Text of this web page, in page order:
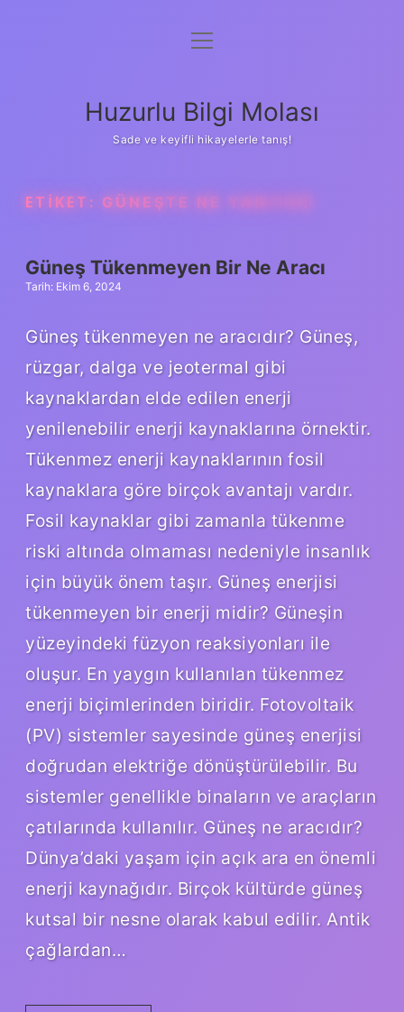
Anasayfa
Yasal Uyarı
menüyü
Huzurlu Bilgi Molası
Sade ve keyifli hikayelerle tanış!
ETIKET: GÜNEŞTE NE YANIYOR
Güneş Tükenmeyen Bir Ne Aracı
Tarih: Ekim 6, 2024
Güneş tükenmeyen ne aracıdır? Güneş,
rüzgar, dalga ve jeotermal gibi
kaynaklardan elde edilen enerji
yenilenebilir enerji kaynaklarına örnektir.
Tükenmez enerji kaynaklarının fosil
kaynaklara göre birçok avantajı vardır.
Fosil kaynaklar gibi zamanla tükenme
riski altında olmaması nedeniyle insanlık
için büyük önem taşır. Güneş enerjisi
tükenmeyen bir enerji midir? Güneşin
yüzeyindeki füzyon reaksiyonları ile
oluşur. En yaygın kullanılan tükenmez
enerji biçimlerinden biridir. Fotovoltaik
(PV) sistemler sayesinde güneş enerjisi
doğrudan elektriğe dönüştürülebilir. Bu
sistemler genellikle binaların ve araçların
çatılarında kullanılır. Güneş ne aracıdır?
Dünya’daki yaşam için açık ara en önemli
enerji kaynağıdır. Birçok kültürde güneş
kutsal bir nesne olarak kabul edilir. Antik
çağlardan…